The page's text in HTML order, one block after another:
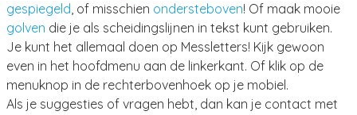
gespiegeld, of misschien ondersteboven! Of maak mooie
golven die je als scheidingslijnen in tekst kunt gebruiken.
Je kunt het allemaal doen op Messletters! Kijk gewoon
even in het hoofdmenu aan de linkerkant. Of klik op de
menuknop in de rechterbovenhoek op je mobiel.
Als je suggesties of vragen hebt, dan kan je contact met